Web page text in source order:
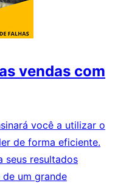
vendas com
você a utilizar o
de forma eficiente.
seus resultados
de um grande